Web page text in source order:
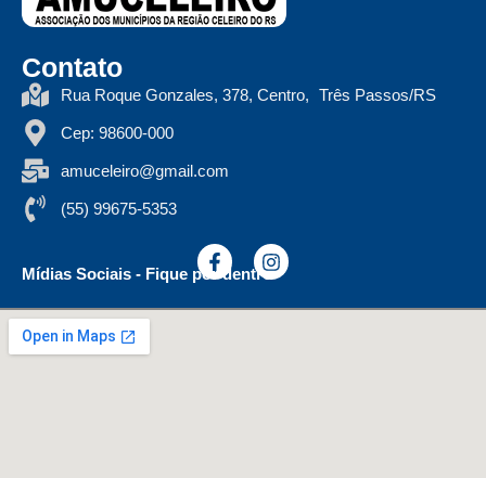
Contato
Rua Roque Gonzales, 378, Centro, Três Passos/RS
Cep: 98600-000
amuceleiro@gmail.com
(55) 99675-5353
Mídias Sociais - Fique por dentro